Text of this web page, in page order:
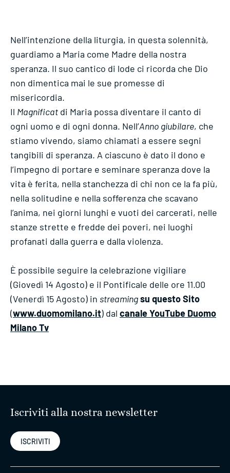
Nell’intenzione della liturgia, in questa solennità,
guardiamo a Maria come Madre della nostra
speranza. Il suo cantico di lode ci ricorda che Dio
non dimentica mai le sue promesse di
misericordia.
Il Magnificat di Maria possa diventare il canto di
ogni uomo e di ogni donna. Nell’Anno giubilare, che
stiamo vivendo, siamo chiamati a essere segni
tangibili di speranza. A ciascuno è dato il dono e
l’impegno di portare e seminare speranza dove la
vita è ferita, nella stanchezza di chi non ce la fa più,
nella solitudine e nella sofferenza che scavano
l’anima, nei giorni lunghi e vuoti dei carcerati, nelle
stanze strette e fredde dei poveri, nei luoghi
profanati dalla guerra e dalla violenza.
È possibile seguire la celebrazione vigiliare
(Giovedì 14 Agosto) e il Pontificale delle ore 11.00
(Venerdì 15 Agosto) in streamingsu questo Sito
(www.duomomilano.it) dal canale YouTube Duomo
Milano Tv
Iscriviti alla nostra newsletter
ISCRIVITI